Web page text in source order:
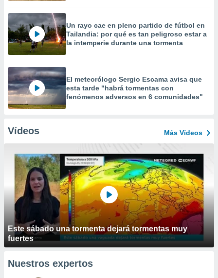
Un rayo cae en pleno partido de fútbol en
Tailandia: por qué es tan peligroso estar a
la intemperie durante una tormenta
El meteorólogo Sergio Escama avisa que
esta tarde "habrá tormentas con
fenómenos adversos en 6 comunidades"
Vídeos Más Vídeos
Este sábado una tormenta dejará tormentas muy
fuertes
Nuestros expertos